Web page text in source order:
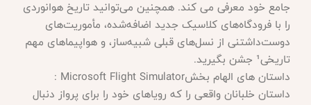
جامع خود معرفی می کند. همچنین می‌توانید تاریخ هوانوردی
را با فرودگاه‌های کلاسیک جدید اضافه‌شده، مأموریت‌های
دوست‌داشتنی از نسل‌های قبلی شبیه‌ساز، و هواپیماهای مهم
تاریخی¹ جشن بگیرید
.
داستان های الهام بخش: Microsoft Flight Simulator
داستان خلبانان واقعی را که رویاهای خود را برای پرواز دنبال